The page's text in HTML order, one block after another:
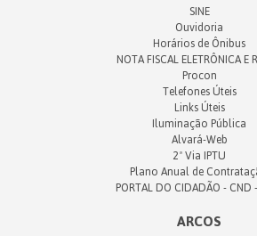
SINE
Ouvidoria
Horários de Ônibus
NOTA FISCAL ELETRÔNICA E
Procon
Telefones Úteis
Links Úteis
Iluminação Pública
Alvará-Web
2ª Via IPTU
Plano Anual de
PORTAL DO CIDADÃO - CND
ARCOS